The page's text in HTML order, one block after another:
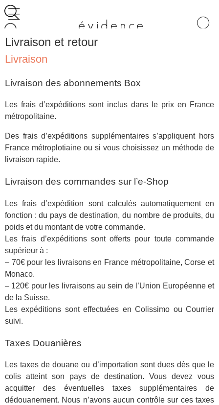
de
Livraison et retour
Livraison
Livraison des abonnements Box
Les frais d’expéditions sont inclus dans le prix en France
métropolitaine.
Des frais d’expéditions supplémentaires s’appliquent hors
France métroplotiaine ou si vous choisissez un méthode de
livraison rapide.
Livraison des commandes sur l’e-Shop
Les frais d’expédition sont calculés automatiquement en
fonction : du pays de destination, du nombre de produits, du
poids et du montant de votre commande.
Les frais d’expéditions sont offerts pour toute commande
supérieur à :
– 70€ pour les livraisons en France métropolitaine, Corse et
Monaco.
– 120€ pour les livraisons au sein de l’Union Européenne et
de la Suisse.
Les expéditions sont effectuées en Colissimo ou Courrier
suivi.
Taxes Douanières
Les taxes de douane ou d’importation sont dues dès que le
colis atteint son pays de destination. Vous devez vous
acquitter des éventuelles taxes supplémentaires de
dédouanement. Nous n’avons aucun contrôle sur ces taxes